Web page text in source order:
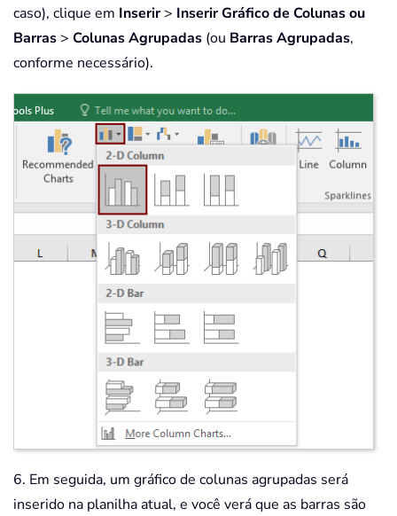
caso), clique em Inserir> Inserir Gráfico de Colunas ou
Barras > Colunas Agrupadas (ou Barras Agrupadas,
conforme necessário).
6. Em seguida, um gráfico de colunas agrupadas será
inserido na planilha atual, e você verá que as barras são